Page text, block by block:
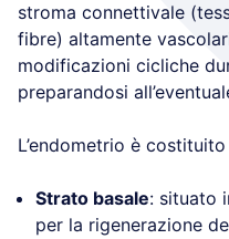
stroma connettivale
fibre) altamente
modificazioni cicliche
preparandosi
L’endometrio è
Strato basale: situato
per la rigenerazione